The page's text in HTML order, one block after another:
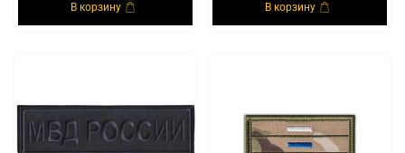
В корзину В корзину